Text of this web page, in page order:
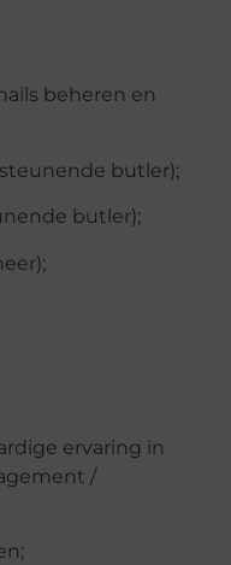
beheren en
butler);
butler);
ervaring in
/